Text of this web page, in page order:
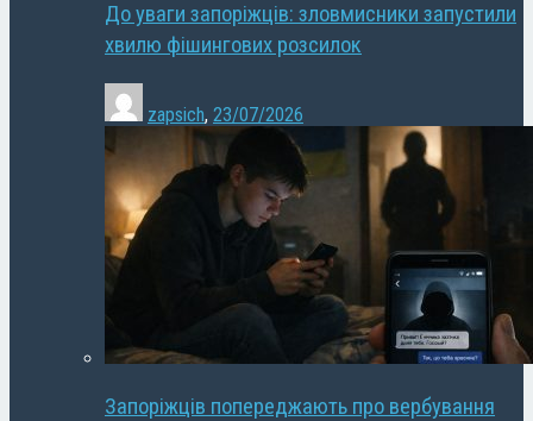
До уваги запоріжців: зловмисники запустили
хвилю фішингових розсилок
zapsich, 23/07/2026
Запоріжців попереджають про вербування